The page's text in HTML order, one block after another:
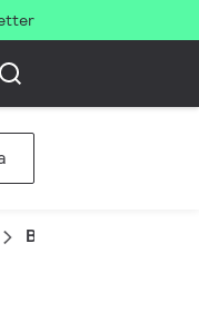
BVP353 60LED